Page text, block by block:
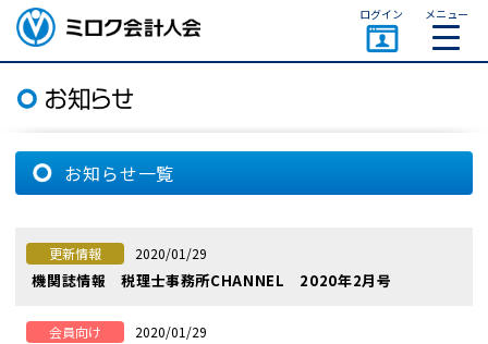
ミロク会計人会 MIROKU
ACCOUNTING PERSON
ASSOCIATION
ログイン メニュー
お知らせ一覧
更新情報 2020/01/29
機関誌情報 税理士事務所CHANNEL 2020年2月号
会員向け 2020/01/29